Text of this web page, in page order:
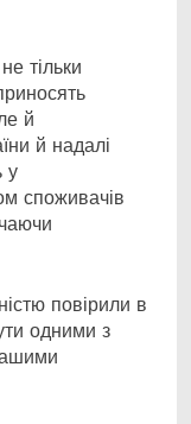
тільки
й
й надалі
у
споживачів
повірили в
одними з